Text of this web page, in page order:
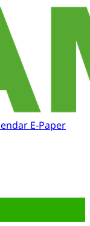
E-Paper